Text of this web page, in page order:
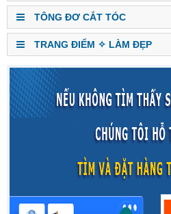
TÔNG ĐƠ CẮT TÓC
TRANG ĐIỂM ✧ LÀM ĐẸP